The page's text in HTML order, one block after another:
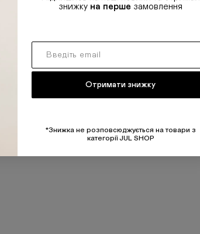
знижку на перше замовлення
Отримати знижку
*Знижка не розповсюджується на товари з
категорії JUL SHOP